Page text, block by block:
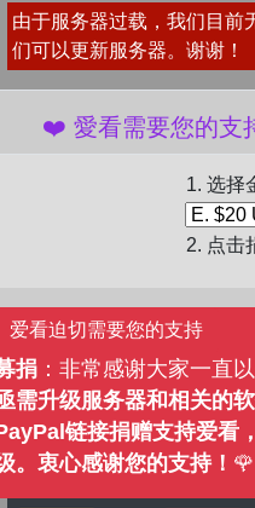
由于服务器过载，我们目前
们可以更新服务器。谢谢！
愛看需要您的支持
1. 选择
2. 点击
爱看迫切需要您的支持
捐 ：非常感谢大家一直
需升级服务器和相关的
链接捐赠支持爱看
。衷心感谢您的支持！ 🌹